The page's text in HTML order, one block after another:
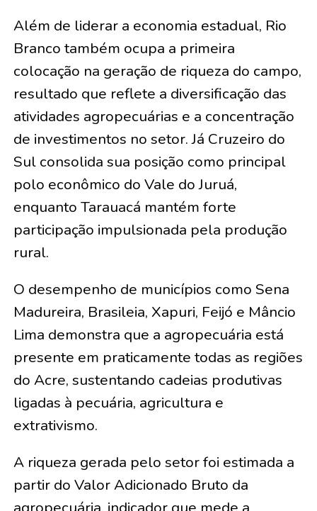
Além de liderar a economia estadual, Rio
Branco também ocupa a primeira
colocação na geração de riqueza do campo,
resultado que reflete a diversificação das
atividades agropecuárias e a concentração
de investimentos no setor. Já Cruzeiro do
Sul consolida sua posição como principal
polo econômico do Vale do Juruá,
enquanto Tarauacá mantém forte
participação impulsionada pela produção
rural.
O desempenho de municípios como Sena
Madureira, Brasileia, Xapuri, Feijó e Mâncio
Lima demonstra que a agropecuária está
presente em praticamente todas as regiões
do Acre, sustentando cadeias produtivas
ligadas à pecuária, agricultura e
extrativismo.
A riqueza gerada pelo setor foi estimada a
partir do Valor Adicionado Bruto da